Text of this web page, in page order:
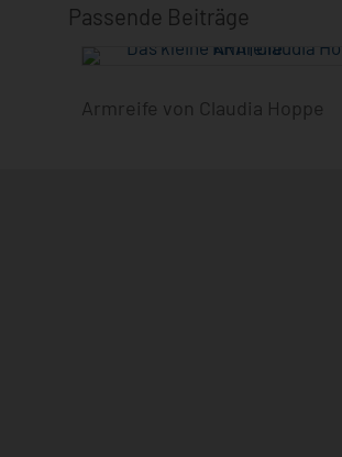
Passende Beiträge
Armreife von Claudia Hoppe